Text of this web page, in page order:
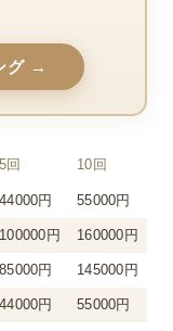
グ →
5回 10回
44000円 55000円
100000円 160000円
85000円 145000円
44000円 55000円